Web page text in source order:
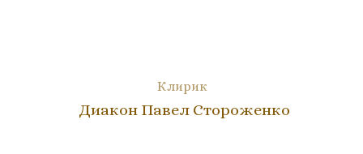
Клирик
Диакон Павел Стороженко